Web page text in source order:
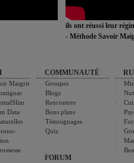
ils ont réussi leur
- Méthode Savoir
Maigrir
Data
COMMUNAUTÉ
Groupes
Blogs
Rencontres
Bons plans
Témoignages
Quiz
FORUM